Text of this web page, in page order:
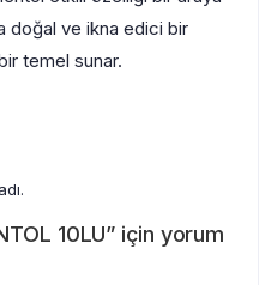
doğal ve ikna edici bir
temel sunar.
10LU” için yorum